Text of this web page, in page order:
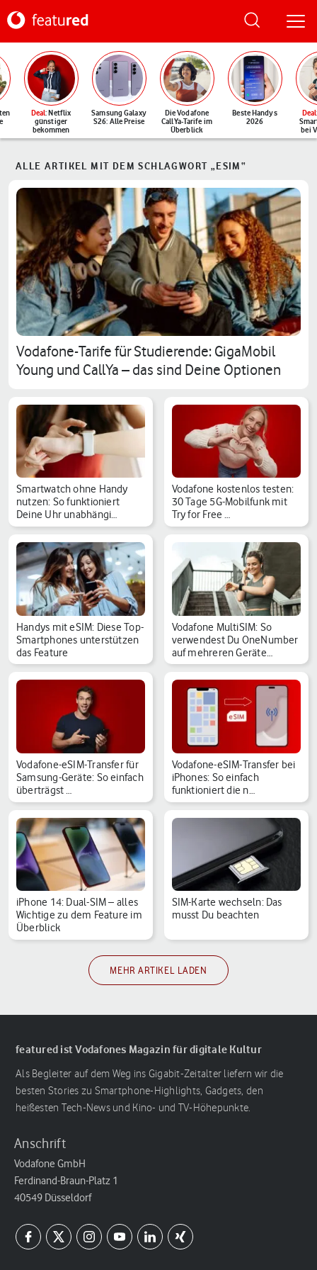
Deal: Netflix
günstiger
bekommen
Samsung Galaxy
S26: Alle Preise
Die Vodafone
CallYa-Tarife im
Überblick
Beste Handys
2026
Deal
bei
ALLE ARTIKEL MIT DEM SCHLAGWORT „ESIM“
Vodafone-Tarife für Studierende: GigaMobil
Young und CallYa – das sind Deine Optionen
Smartwatch ohne Handy
nutzen: So funktioniert
Deine Uhr unabhängi…
Vodafone kostenlos testen:
30 Tage 5G-Mobilfunk mit
Try for Free …
Handys mit eSIM: Diese Top-
Smartphones unterstützen
das Feature
Vodafone MultiSIM: So
verwendest Du OneNumber
auf mehreren Geräte…
Vodafone-eSIM-Transfer für
Samsung-Geräte: So einfach
überträgst …
Vodafone-eSIM-Transfer bei
iPhones: So einfach
funktioniert die n…
iPhone 14: Dual-SIM – alles
Wichtige zu dem Feature im
Überblick
SIM-Karte wechseln: Das
musst Du beachten
MEHR ARTIKEL LADEN
featured ist Vodafones Magazin für digitale Kultur
Als Begleiter auf dem Weg ins Gigabit-Zeitalter liefern wir die
besten Stories zu Smartphone-Highlights, Gadgets, den
heißesten Tech-News und Kino- und TV-Höhepunkte.
Anschrift
Vodafone GmbH
Ferdinand-Braun-Platz 1
40549 Düsseldorf